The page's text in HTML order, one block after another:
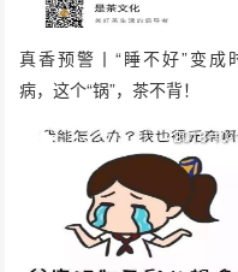
真香预警丨“睡不好”变成
病，这个“锅”，茶不背！
2018-10-